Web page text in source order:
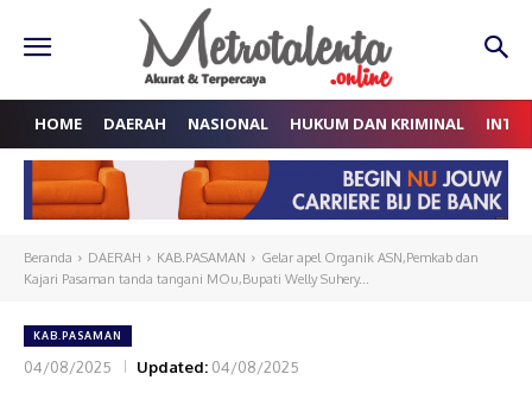
HOME DAERAH NASIONAL HUKUM DAN KRIMINAL
Beranda DAERAH KAB.PASAMAN
Gelar apel Organik ASN,Pemkab dan
Kajari Pasaman tanda tangani MOu,Bupati Welly Suhery...
KAB.PASAMAN
04/08/2025 Updated: 04/08/2025